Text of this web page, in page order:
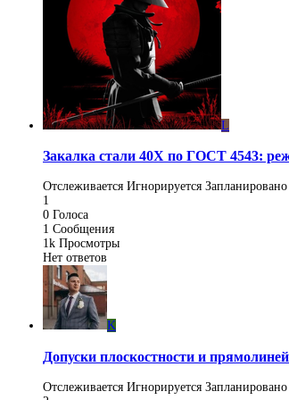
L
Закалка стали 40Х по ГОСТ 4543:
Отслеживается Игнорируется Запланировано
1
0 Голоса
1 Сообщения
1k Просмотры
Нет ответов
K
Допуски плоскостности и
Отслеживается Игнорируется Запланировано